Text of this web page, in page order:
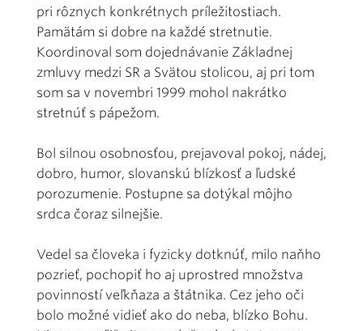
pri rôznych konkrétnych príležitostiach.
Pamätám si dobre na každé stretnutie.
Koordinoval som dojednávanie Základnej
zmluvy medzi SR a Svätou stolicou, aj pri tom
som sa v novembri 1999 mohol nakrátko
stretnúť s pápežom.
Bol silnou osobnosťou, prejavoval pokoj, nádej,
dobro, humor, slovanskú blízkosť a ľudské
porozumenie. Postupne sa dotýkal môjho
srdca čoraz silnejšie.
Vedel sa človeka i fyzicky dotknúť, milo naňho
pozrieť, pochopiť ho aj uprostred množstva
povinností veľkňaza a štátnika. Cez jeho oči
bolo možné vidieť ako do neba, blízko Bohu.